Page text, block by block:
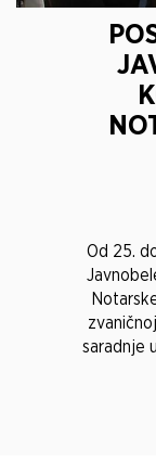
Od 25.
saradnje